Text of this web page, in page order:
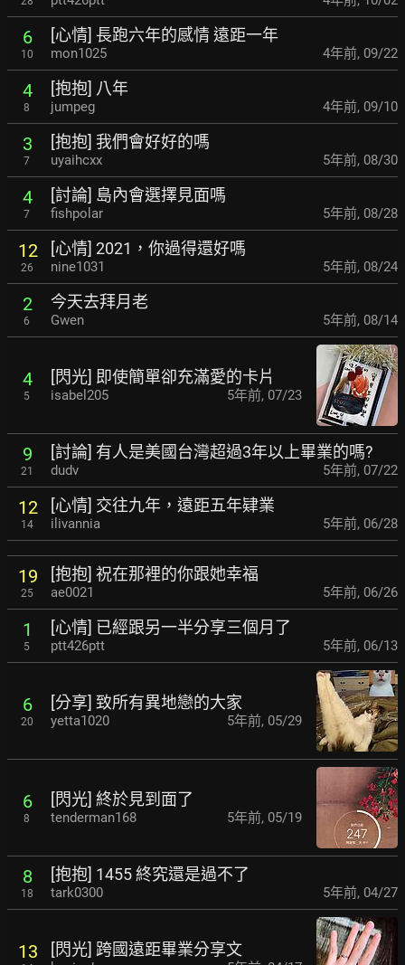
6
10
[心情] 長跑六年的感情 遠距一年
mon1025 4年前, 09/22
4
8
[抱抱] 八年
jumpeg 4年前, 09/10
3
7
[抱抱] 我們會好好的嗎
uyaihcxx 5年前, 08/30
4
7
[討論] 島內會選擇見面嗎
fishpolar 5年前, 08/28
12
26
[心情] 2021，你過得還好嗎
nine1031 5年前, 08/24
2
6
今天去拜月老
Gwen 5年前, 08/14
4
5
[閃光] 即使簡單卻充滿愛的卡片
isabel205 5年前, 07/23
9
21
[討論] 有人是美國台灣超過3年以上畢業的嗎?
dudv 5年前, 07/22
12
14
[心情] 交往九年，遠距五年肄業
ilivannia 5年前, 06/28
19
25
[抱抱] 祝在那裡的你跟她幸福
ae0021 5年前, 06/26
1
5
[心情] 已經跟另一半分享三個月了
ptt426ptt 5年前, 06/13
6
20
[分享] 致所有異地戀的大家
yetta1020 5年前, 05/29
6
8
[閃光] 終於見到面了
tenderman168 5年前, 05/19
8
18
[抱抱] 1455 終究還是過不了
tark0300 5年前, 04/27
13 [閃光] 跨國遠距畢業分享文